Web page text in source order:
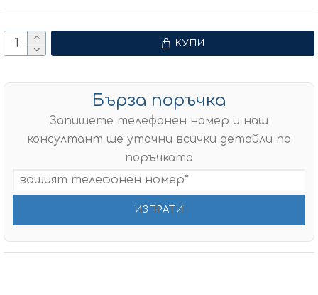
КУПИ
Бърза поръчка
Запишете телефонен номер и наш
консултант ще уточни всички детайли по
поръчката